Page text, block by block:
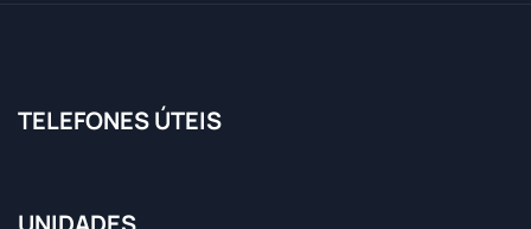
TELEFONES ÚTEIS